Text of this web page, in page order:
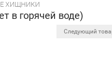
ХИЩНИКИ
в горячей воде)
Следующий